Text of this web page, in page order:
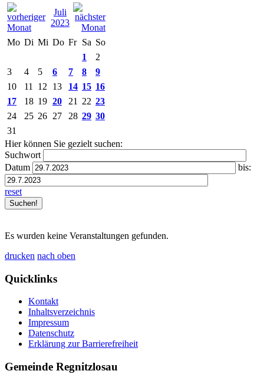
Juli
2023
Mo Di Mi Do Fr Sa So
1
2
3
4 5 6 7 8
9
10
11 12 13 14 15 16
17
18 19 20 21 22 23
24
25 26 27 28 29 30
31
Hier können Sie gezielt suchen:
Suchwort
Datum
bis:
reset
Es wurden keine Veranstaltungen gefunden.
drucken nach oben
Quicklinks
Kontakt
Inhaltsverzeichnis
Impressum
Datenschutz
Erklärung zur Barrierefreiheit
Gemeinde Regnitzlosau